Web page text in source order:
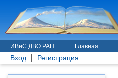
ИВиС ДВО РАН Главная
Вход Регистрация